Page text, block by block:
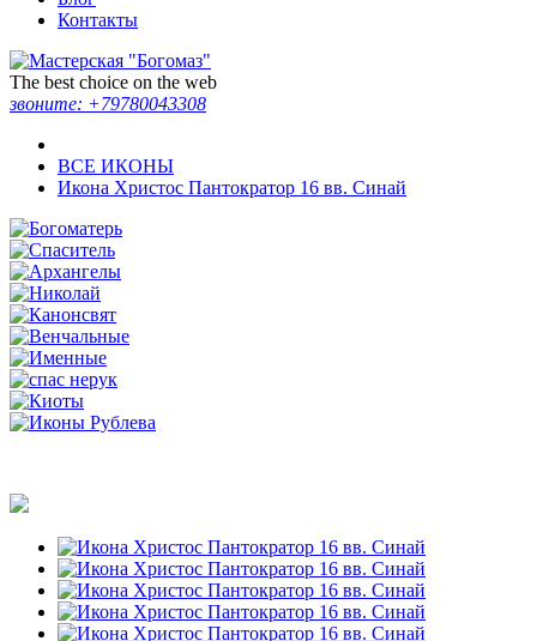
Контакты
The best choice on the web
звоните: +79780043308
ВСЕ ИКОНЫ
Икона Христос Пантократор 16 вв. Синай